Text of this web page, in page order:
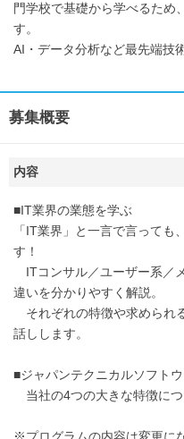
門学校で基礎から学べるため
す。
AI・データ分析など最先端技
募集概要
内容
■IT業界の業態を学ぶ
「IT業界」と一言で言って
す！
ITコンサル／ユーザー系／
違いを分かりやすく解説。
それぞれの特徴や求められ
話しします。
■ジャパンテクニカルソフト
当社の4つの大きな特徴につ